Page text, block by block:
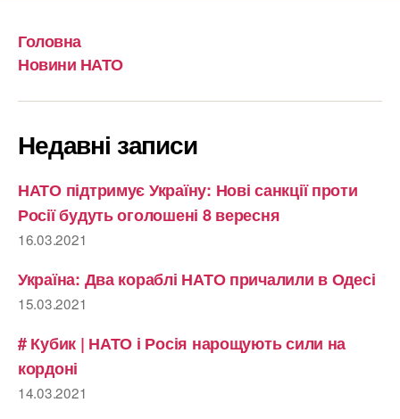
Головна
Новини НАТО
Недавні записи
НАТО підтримує Україну: Нові санкції проти
Росії будуть оголошені 8 вересня
16.03.2021
Україна: Два кораблі НАТО причалили в Одесі
15.03.2021
# Кубик | НАТО і Росія нарощують сили на
кордоні
14.03.2021